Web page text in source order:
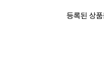
등록된 상